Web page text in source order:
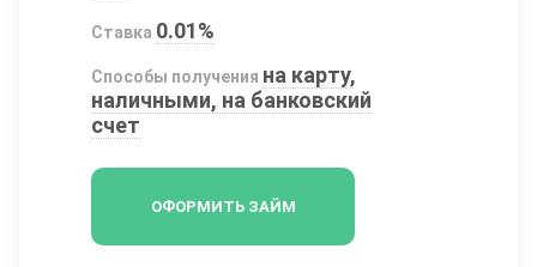
Ставка 0.01%
Способы получения на карту,
наличными, на банковский
счет
ОФОРМИТЬ ЗАЙМ